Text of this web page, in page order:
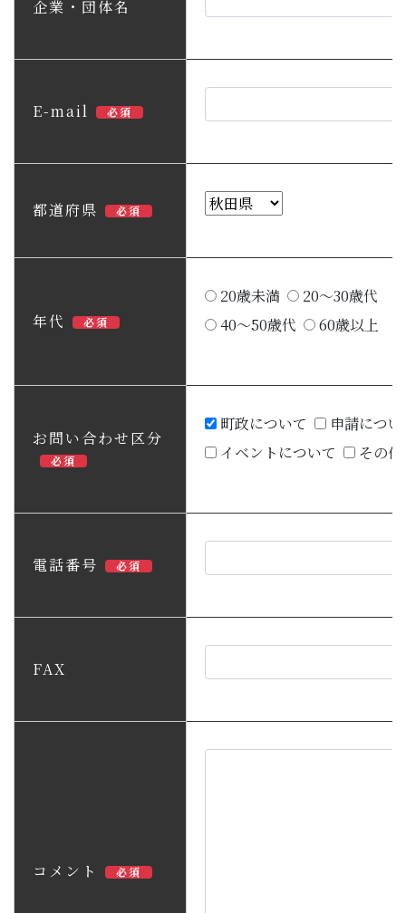
企業・団体名
E-mail 必須
都道府県 必須
年代 必須
20歳未満
20～30歳代
40～50歳代
60歳以上
お問い合わせ区分
必須
町政について
申請につ
イベントについて
その他
電話番号 必須
FAX
コメント 必須